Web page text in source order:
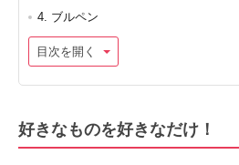
4. ブルペン
目次を開く
好きなものを好きなだけ！